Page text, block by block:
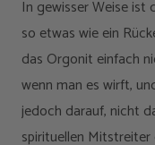
In gewisser Weise
so etwas wie ein
das Orgonit einfach
wenn man es wirft,
jedoch darauf, nicht
spirituellen